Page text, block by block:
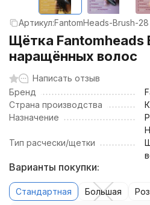
Артикул:FantomHeads-Brush-28
Щётка Fantomheads
наращённых волос
Написать отзыв
Бренд
Страна производства
Назначение
Тип расчески/щетки
Варианты покупки:
Стандартная Большая